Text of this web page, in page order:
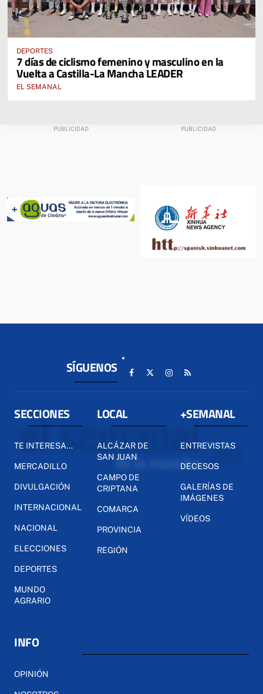
DEPORTES
7 días de ciclismo femenino y masculino en la
Vuelta a Castilla-La Mancha LEADER
EL SEMANAL
SÍGUENOS
SECCIONES
TE INTERESA...
MERCADILLO
DIVULGACIÓN
INTERNACIONAL
NACIONAL
ELECCIONES
DEPORTES
MUNDO
AGRARIO
LOCAL
ALCÁZAR DE
SAN JUAN
CAMPO DE
CRIPTANA
COMARCA
PROVINCIA
REGIÓN
+SEMANAL
ENTREVISTAS
DECESOS
GALERÍAS DE
IMÁGENES
VÍDEOS
INFO
OPINIÓN